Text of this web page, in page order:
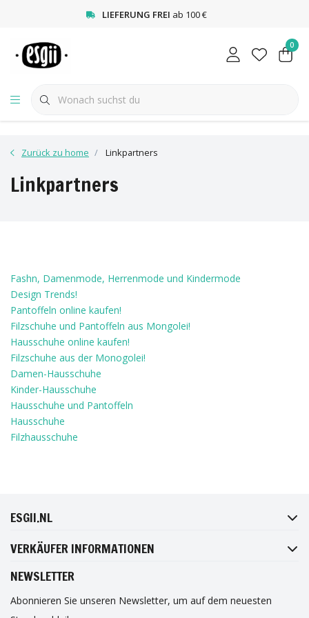
LIEFERUNG FREI ab 100 €
0
Zurück zu home Linkpartners
Linkpartners
Fashn, Damenmode, Herrenmode und Kindermode
Design Trends!
Pantoffeln online kaufen!
Filzschuhe und Pantoffeln aus Mongolei!
Hausschuhe online kaufen!
Filzschuhe aus der Monogolei!
Damen-Hausschuhe
Kinder-Hausschuhe
Hausschuhe und Pantoffeln
Hausschuhe
Filzhausschuhe
ESGII.NL
VERKÄUFER INFORMATIONEN
NEWSLETTER
Abonnieren Sie unseren Newsletter, um auf dem neuesten